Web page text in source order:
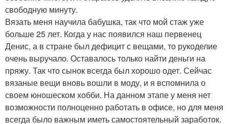
свободную минуту.
Вязать меня научила бабушка, так что мой стаж уже
больше 25 лет. Когда у нас появился наш первенец
Денис, а в стране был дефицит с вещами, то рукоделие
очень выручало. Оставалось только найти деньги на
пряжу. Так что сынок всегда был хорошо одет. Сейчас
вязаные вещи вновь вошли в моду, и я вспомнила о
своем юношеском хобби. На данном этапе у меня нет
возможности полноценно работать в офисе, но для меня
всегда было важным иметь самостоятельный заработок.